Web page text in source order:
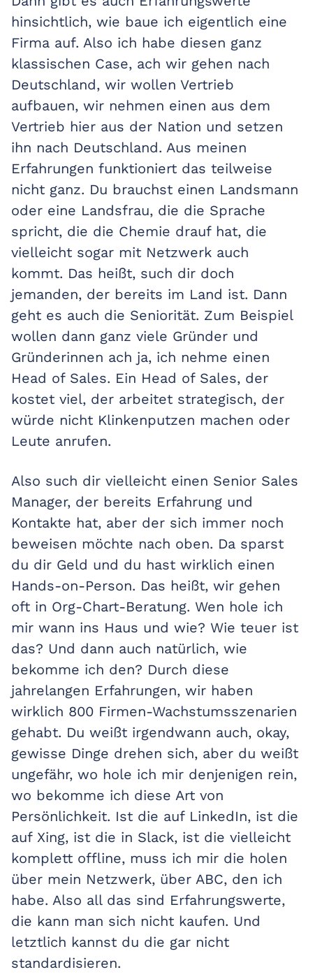
hinsichtlich, wie baue ich eigentlich eine
Firma auf. Also ich habe diesen ganz
klassischen Case, ach wir gehen nach
Deutschland, wir wollen Vertrieb
aufbauen, wir nehmen einen aus dem
Vertrieb hier aus der Nation und setzen
ihn nach Deutschland. Aus meinen
Erfahrungen funktioniert das teilweise
nicht ganz. Du brauchst einen Landsmann
oder eine Landsfrau, die die Sprache
spricht, die die Chemie drauf hat, die
vielleicht sogar mit Netzwerk auch
kommt. Das heißt, such dir doch
jemanden, der bereits im Land ist. Dann
geht es auch die Seniorität. Zum Beispiel
wollen dann ganz viele Gründer und
Gründerinnen ach ja, ich nehme einen
Head of Sales. Ein Head of Sales, der
kostet viel, der arbeitet strategisch, der
würde nicht Klinkenputzen machen oder
Leute anrufen.
Also such dir vielleicht einen Senior Sales
Manager, der bereits Erfahrung und
Kontakte hat, aber der sich immer noch
beweisen möchte nach oben. Da sparst
du dir Geld und du hast wirklich einen
Hands-on-Person. Das heißt, wir gehen
oft in Org-Chart-Beratung. Wen hole ich
mir wann ins Haus und wie? Wie teuer ist
das? Und dann auch natürlich, wie
bekomme ich den? Durch diese
jahrelangen Erfahrungen, wir haben
wirklich 800 Firmen-Wachstumsszenarien
gehabt. Du weißt irgendwann auch, okay,
gewisse Dinge drehen sich, aber du weißt
ungefähr, wo hole ich mir denjenigen rein,
wo bekomme ich diese Art von
Persönlichkeit. Ist die auf LinkedIn, ist die
auf Xing, ist die in Slack, ist die vielleicht
komplett offline, muss ich mir die holen
über mein Netzwerk, über ABC, den ich
habe. Also all das sind Erfahrungswerte,
die kann man sich nicht kaufen. Und
letztlich kannst du die gar nicht
standardisieren.